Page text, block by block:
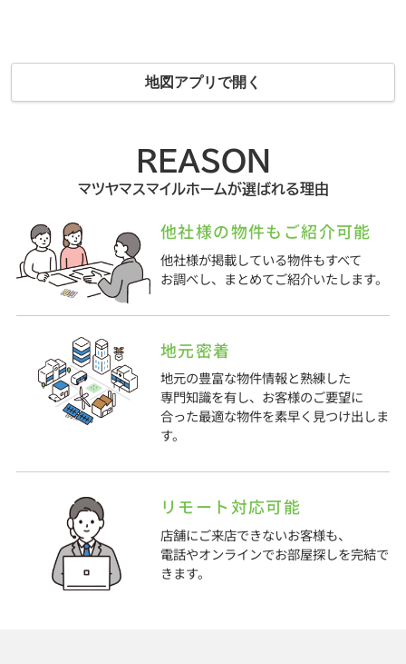
地図アプリで開く
REASON
マツヤマスマイルホームが選ばれる理由
他社様の物件もご紹介可能
他社様が掲載している物件もすべて
お調べし、まとめてご紹介いたします。
地元密着
地元の豊富な物件情報と熟練した
専門知識を有し、お客様のご要望に
合った最適な物件を素早く見つけ出しま
す。
リモート対応可能
店舗にご来店できないお客様も、
電話やオンラインでお部屋探しを完結で
きます。